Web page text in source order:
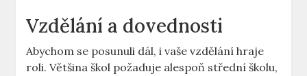
Vzdělání a dovednosti
Abychom se posunuli dál, i vaše vzdělání‌ hraje
roli.⁤ Většina⁣ škol požaduje alespoň střední​ školu,